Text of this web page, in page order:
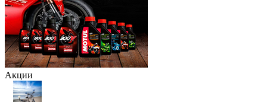
Акции